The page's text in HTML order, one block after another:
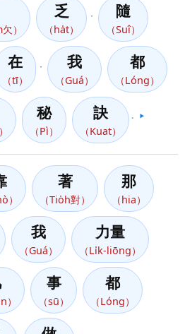
）
乏
（ha̍t）
隨
（Suî）
在
（tī）
我
（Guá）
都
（Lóng）
秘
（Pì）
訣
（Kuat）
▶️
）
著
（Tio̍h對）
那
（hia）
我
（Guá）
力量
（Li̍k-liōng）
）
事
（sū）
都
（Lóng）